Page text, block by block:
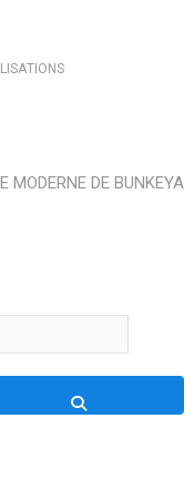
MODERNE DE BUNKEYA